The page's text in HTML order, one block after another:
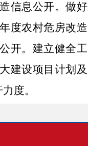
信息公开。做好
年度农村危房改造
开。建立健全工
建设项目计划及
度。